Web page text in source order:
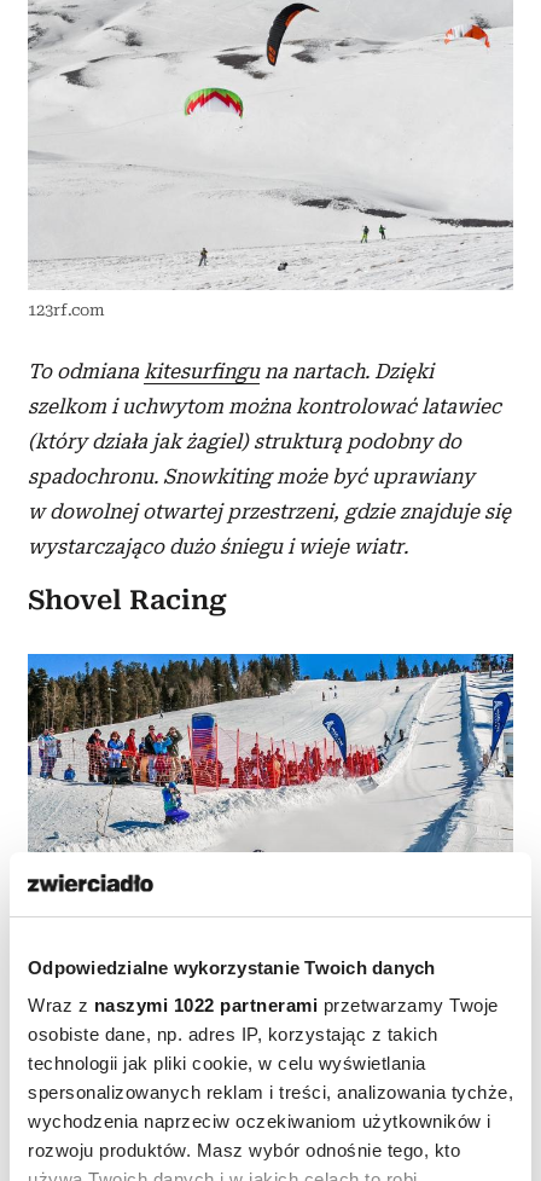
Odpowiedzialne wykorzystanie Twoich danych
Wraz z naszymi 1022 partnerami przetwarzamy Twoje
osobiste dane, np. adres IP, korzystając z takich
technologii jak pliki cookie, w celu wyświetlania
spersonalizowanych reklam i treści, analizowania tychże,
wychodzenia naprzeciw oczekiwaniom użytkowników i
rozwoju produktów. Masz wybór odnośnie tego, kto
123rf.com
To odmiana kitesurfinguna nartach. Dzięki
szelkom i uchwytom można kontrolować latawiec
(który działa jak żagiel) strukturą podobny do
spadochronu. Snowkiting może być uprawiany
w dowolnej otwartej przestrzeni, gdzie znajduje się
wystarczająco dużo śniegu i wieje wiatr.
Shovel Racing
www.facebook.com/angelfireresort
Okazuje się, że łopaty do śniegu służą nie tylko
jego odgarniania. Można je też wykorzystywać do
zjazdów. Śnieżne mistrzostwa świata Shovel
Racing odbywają się co roku w lutym w stanie
Nowy Meksyk (). Prędkość osiągana przez